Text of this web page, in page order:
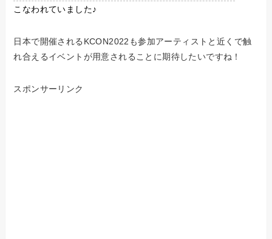
こなわれていました♪
日本で開催されるKCON2022も参加アーティストと近くで触
れ合えるイベントが用意されることに期待したいですね！
スポンサーリンク